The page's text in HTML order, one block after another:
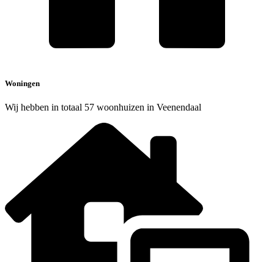
Woningen
Wij hebben in totaal 57 woonhuizen in Veenendaal